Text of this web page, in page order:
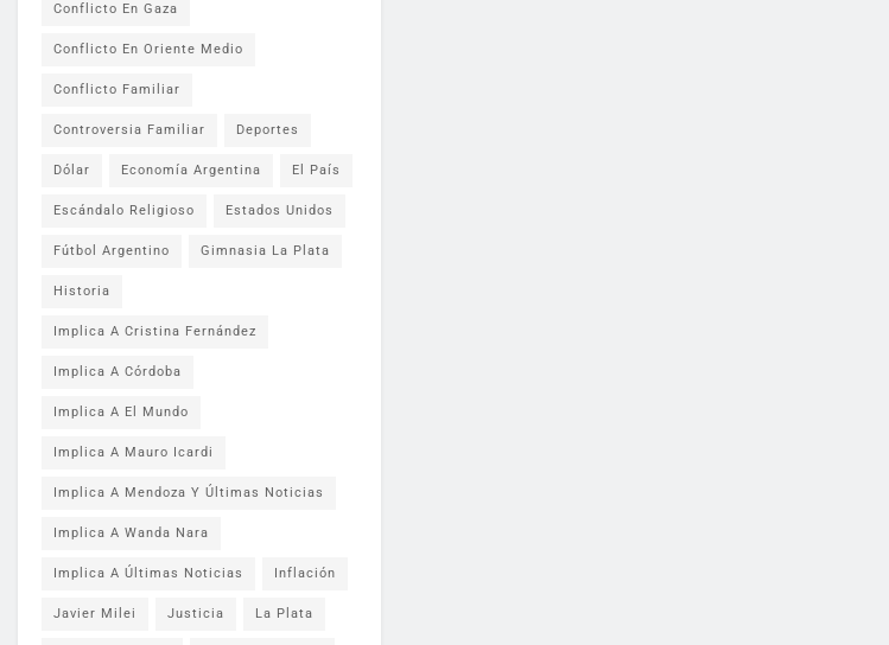
Conflicto En Gaza
Conflicto En Oriente Medio
Conflicto Familiar
Controversia Familiar Deportes
Dólar Economía Argentina El País
Escándalo Religioso Estados Unidos
Fútbol Argentino Gimnasia La Plata
Historia
Implica A Cristina Fernández
Implica A Córdoba
Implica A El Mundo
Implica A Mauro Icardi
Implica A Mendoza Y Últimas Noticias
Implica A Wanda Nara
Implica A Últimas Noticias Inflación
Javier Milei Justicia La Plata